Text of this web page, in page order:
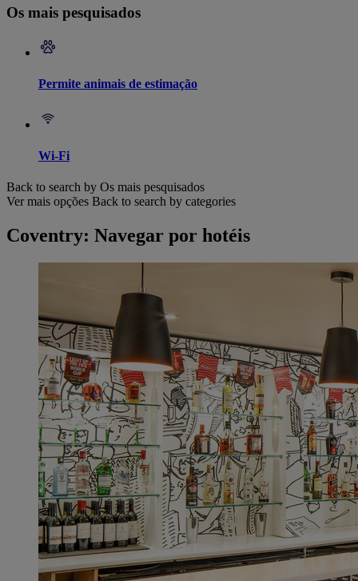
Os mais pesquisados
Permite animais de estimação
Wi-Fi
Back to search by Os mais pesquisados
Ver mais opções Back to search by categories
Coventry: Navegar por hotéis